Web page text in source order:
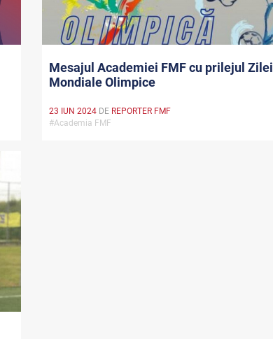
Mesajul Academiei FMF cu prilejul Zilei
Mondiale Olimpice
23 IUN 2024 DE REPORTER FMF
#Academia FMF